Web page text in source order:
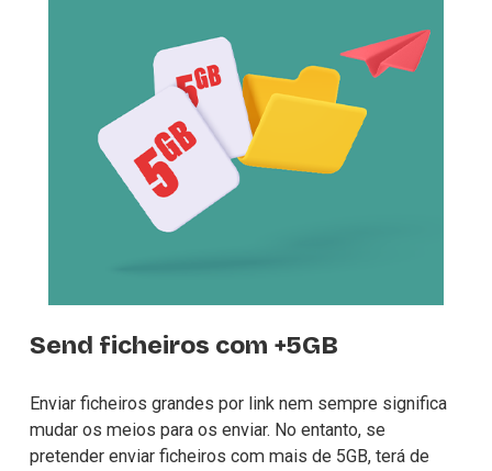
Send ficheiros com +5GB
Enviar ficheiros grandes por link nem sempre significa
mudar os meios para os enviar. No entanto, se
pretender enviar ficheiros com mais de 5GB, terá de